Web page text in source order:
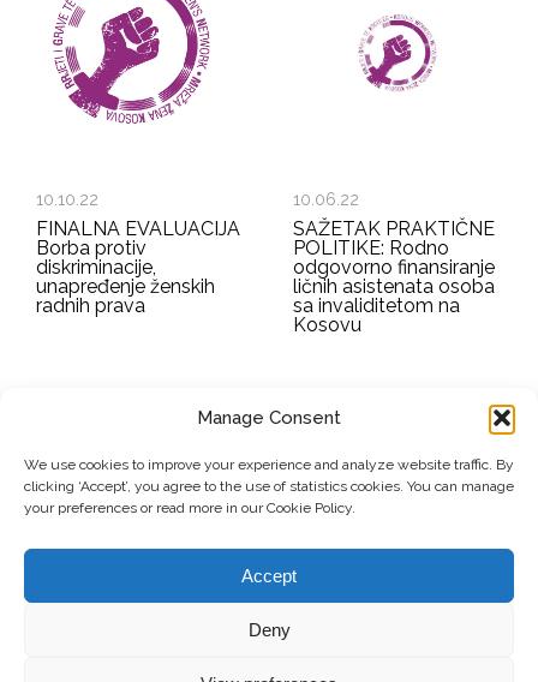
Manage Consent
We use cookies to improve your experience and analyze website traffic. By
clicking ‘Accept’, you agree to the use of statistics cookies. You can manage
your preferences or read more in our Cookie Policy.
Accept
Deny
10.10.22
FINALNA EVALUACIJA
Borba protiv
diskriminacije,
unapređenje ženskih
radnih prava
10.06.22
SAŽETAK PRAKTIČNE
POLITIKE: Rodno
odgovorno finansiranje
ličnih asistenata osoba
sa invaliditetom na
Kosovu
EMAIL ADDRESS
© Copyright, 2026 . Mreža Žena Kosova. Sva prava zadržana.